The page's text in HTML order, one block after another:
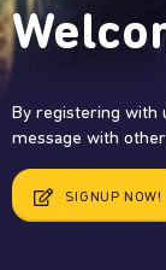
By registering with
message with
SIGNUP NOW!